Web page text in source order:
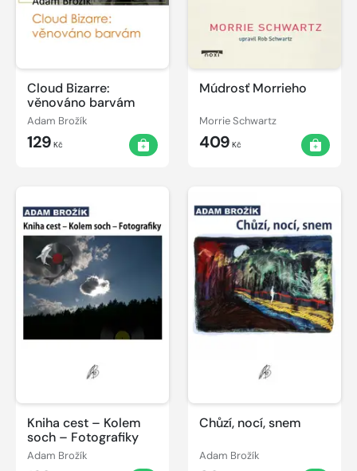
Cloud Bizarre:
věnováno barvám
Adam Brožík
129 Kč
Múdrosť Morrieho
Morrie Schwartz
409 Kč
Kniha cest – Kolem
soch – Fotografiky
Adam Brožík
Chůzí, nocí, snem
Adam Brožík